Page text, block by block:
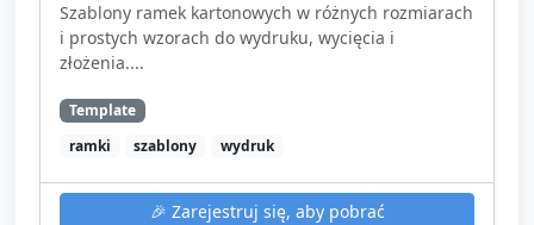
Szablony ramek kartonowych w różnych rozmiarach
i prostych wzorach do wydruku, wycięcia i
złożenia....
Template
ramki
szablony wydruk
🎉 Zarejestruj się, aby pobrać